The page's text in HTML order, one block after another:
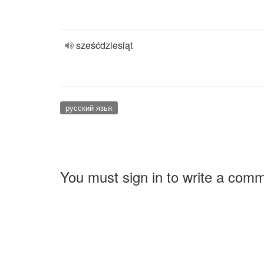
sześćdziesiąt
русский язык
You must sign in to write a